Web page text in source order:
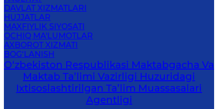
DAVLAT XIZMATLARI
HUJJATLAR
MAXFIYLIK SIYOSATI
OCHIQ MA'LUMOTLAR
AXBOROT XIZMATI
BOG‘LANISH
O‘zbekiston Respublikasi Maktabgacha Va
Maktab Ta’limi Vazirligi Huzuridagi
Ixtisoslashtirilgan Ta’lim Muassasalari
Agentligi